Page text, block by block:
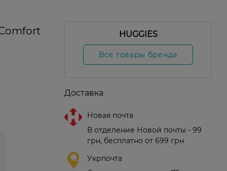
HUGGIES
Все товары бренда
Доставка
Новая почта
В отделение Новой почты - 99
грн, бесплатно от 699 грн
Укрпочта